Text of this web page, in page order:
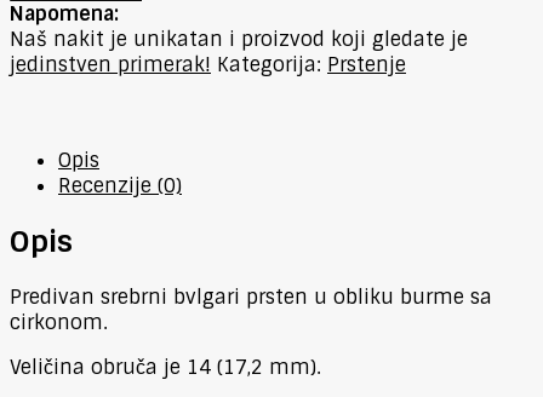
Napomena:
Naš nakit je unikatan i proizvod koji gledate je
jedinstven primerak! Kategorija: Prstenje
Opis
Recenzije (0)
Opis
Predivan srebrni bvlgari prsten u obliku burme sa
cirkonom.
Veličina obruča je 14 (17,2 mm).